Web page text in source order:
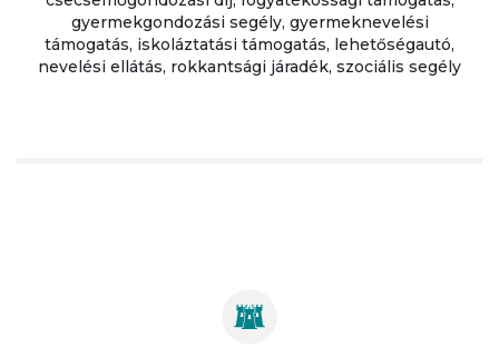
gyermekgondozási segély, gyermeknevelési
támogatás, iskoláztatási támogatás, lehetőségautó,
nevelési ellátás, rokkantsági járadék, szociális segély